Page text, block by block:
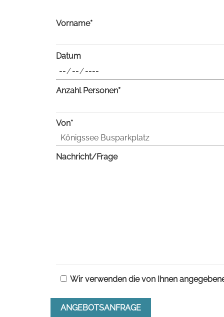
Vorname*
Datum
Anzahl Personen*
Von*
Nachricht/Frage
Wir verwenden die von Ihnen